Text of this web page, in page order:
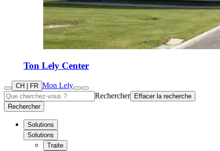
Ton Lely Center
CH | FR Mon Lely
Rechercher
Effacer la recherche
Rechercher
Solutions
Solutions
Traite